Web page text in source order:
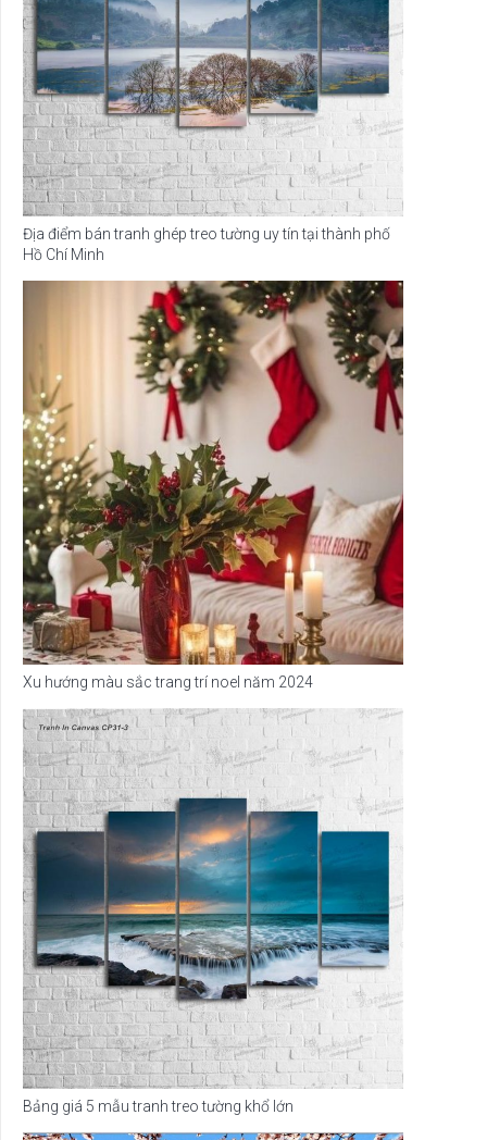
Địa điểm bán tranh ghép treo tường uy tín tại thành phố
Hồ Chí Minh
Xu hướng màu sắc trang trí noel năm 2024
Bảng giá 5 mẫu tranh treo tường khổ lớn